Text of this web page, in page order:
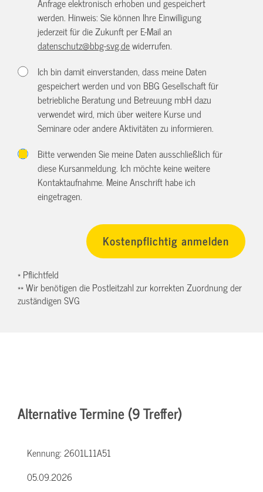
Anfrage elektronisch erhoben und gespeichert
werden. Hinweis: Sie können Ihre Einwilligung
jederzeit für die Zukunft per E-Mail an
datenschutz@bbg-svg.dewiderrufen.
Ich bin damit einverstanden, dass meine Daten
gespeichert werden und von BBG Gesellschaft für
betriebliche Beratung und Betreuung mbH dazu
verwendet wird, mich über weitere Kurse und
Seminare oder andere Aktivitäten zu informieren.
Bitte verwenden Sie meine Daten ausschließlich für
diese Kursanmeldung. Ich möchte keine weitere
Kontaktaufnahme. Meine Anschrift habe ich
eingetragen.
* Pflichtfeld
** Wir benötigen die Postleitzahl zur korrekten Zuordnung der
zuständigen SVG
Alternative Termine (9 Treffer)
Kennung:2601L11A51
05.09.2026